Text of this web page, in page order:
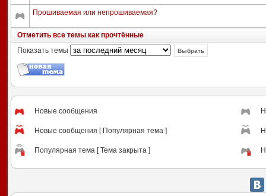
Прошиваемая или непрошиваемая?
Отметить все темы как прочтённые
Показать темы
Новые сообщения
Новые сообщения [ Популярная тема ]
Популярная тема [ Тема закрыта ]